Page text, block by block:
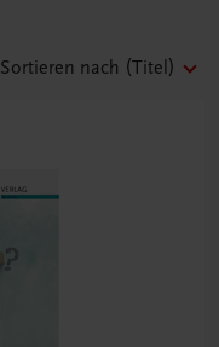
Sortieren nach (Titel)